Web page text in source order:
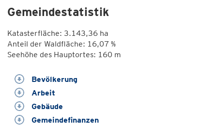
Gemeindestatistik
Katasterfläche: 3.143,36 ha
Anteil der Waldfläche: 16,07 %
Seehöhe des Hauptortes: 160 m
Bevölkerung
Arbeit
Gebäude
Gemeindefinanzen